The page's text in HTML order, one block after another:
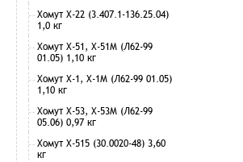
Хомут Х-22 (3.407.1-136.25.04)
1,0 кг
Хомут Х-51, Х-51М (Л62-99
01.05) 1,10 кг
Хомут Х-1, Х-1М (Л62-99 01.05)
1,10 кг
Хомут Х-53, Х-53М (Л62-99
05.06) 0,97 кг
Хомут Х-515 (30.0020-48) 3,60
кг